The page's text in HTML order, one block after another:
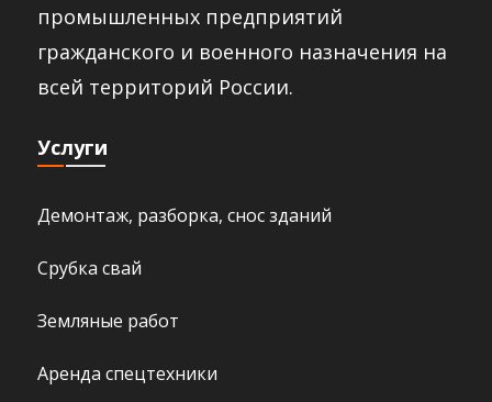
промышленных предприятий
гражданского и военного назначения на
всей территорий России.​
Услуги
Демонтаж, разборка, снос зданий
Срубка свай
Земляные работ
Аренда спецтехники